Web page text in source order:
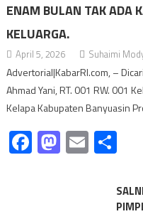
ENAM BULAN TAK ADA
KELUARGA.
April 5, 2026 Suhaimi
Advertorial|KabarRI.com, –
Ahmad Yani, RT. 001 RW. 001
Kelapa Kabupaten Banyuasin
Facebook
Mastodon
Email